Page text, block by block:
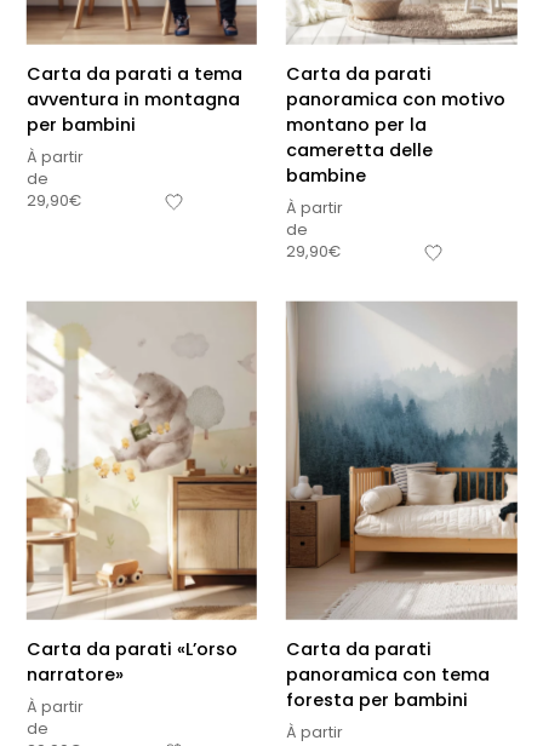
Carta da parati a tema
avventura in montagna
per bambini
À partir
de
29,90€
Carta da parati
panoramica con motivo
montano per la
cameretta delle
bambine
À partir
de
29,90€
Carta da parati «L’orso
narratore»
À partir
de
Carta da parati
panoramica con tema
foresta per bambini
À partir